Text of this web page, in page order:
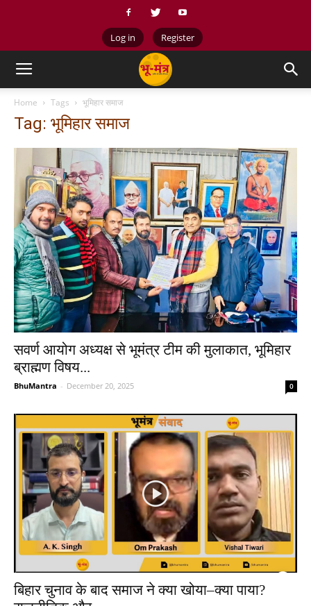
Log in Register
Home Tags भूमिहार समाज
Tag: भूमिहार समाज
सवर्ण आयोग अध्यक्ष से भूमंत्र टीम की मुलाकात, भूमिहार
ब्राह्मण विषय...
BhuMantra - December 20, 2025 0
बिहार चुनाव के बाद समाज ने क्या खोया–क्या पाया?